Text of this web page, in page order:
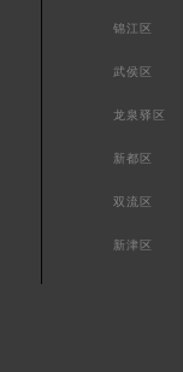
锦江区
武侯区
龙泉驿区
新都区
双流区
新津区